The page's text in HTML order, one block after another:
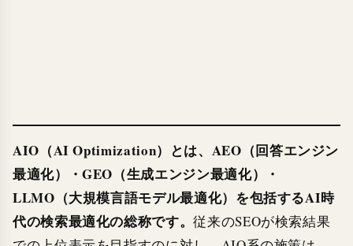
AIO（AI Optimization）とは、AEO（回答エンジン
最適化）・GEO（生成エンジン最適化）・
LLMO（大規模言語モデル最適化）を包括するAI時
代の検索最適化の総称です。従来のSEOが検索結果